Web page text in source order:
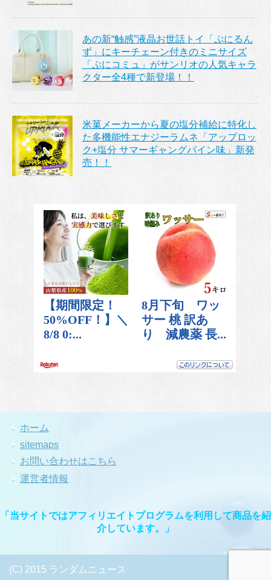
あの新“触感”液晶お世話トイ「ぷにるん
ず」にキーチェーン付きのミニサイズ
「ぷにコミュ」がサンリオの人気キャラ
クター全4種で新登場！！
米菓メーカーから夏の塩分補給に特化し
た多機能性エナジーラムネ「アップロッ
ク+塩分 サマーギャングパイン味」新発
売！！
ホーム
sitemaps
お問い合わせはこちら
運営者情報
「当サイトではアフィリエイトプログラムを利用して商品を紹
介しています。」
(C) 2015 ランダムニュース